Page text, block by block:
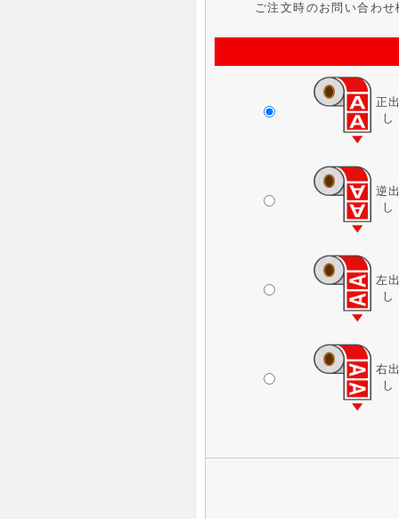
ご注文時のお問い合わ
正
し
逆
し
左
し
右
し